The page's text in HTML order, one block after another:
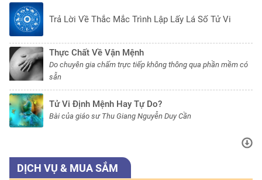
Trả Lời Về Thắc Mắc Trình Lập Lấy Lá Số Tử Vi
Thực Chất Về Vận Mệnh
Do chuyên gia chấm trực tiếp không thông qua phần mềm có
sẵn
Tử Vi Định Mệnh Hay Tự Do?
Bài của giáo sư Thu Giang Nguyễn Duy Cần
DỊCH VỤ & MUA SẮM